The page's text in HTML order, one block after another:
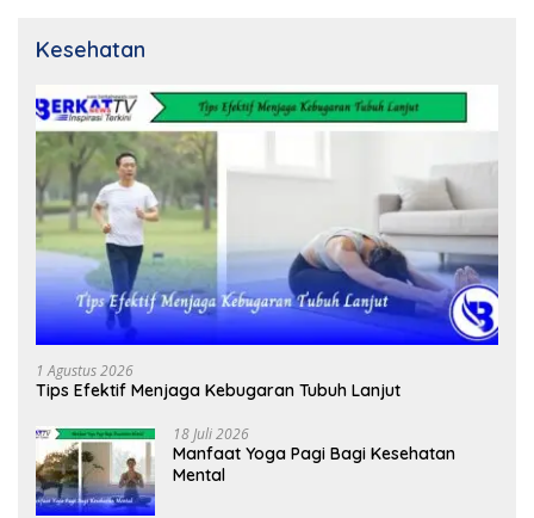
Kesehatan
1 Agustus 2026
Tips Efektif Menjaga Kebugaran Tubuh Lanjut
18 Juli 2026
Manfaat Yoga Pagi Bagi Kesehatan
Mental